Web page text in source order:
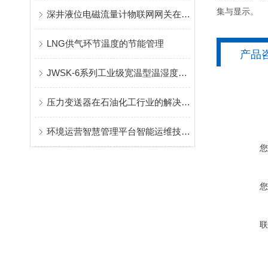
深井液位电磁流量计物联网网关在水文地质勘探及城市供水现场监测的应用
LNG供气环节温度的节能管理
JWSK-6系列工业级宽温型温湿度变送器简单说明
压力变送器在石油化工行业的解决方案
环境运营智慧管理平台智能运维技术体系搭建与实操技巧
集与显示。
产品